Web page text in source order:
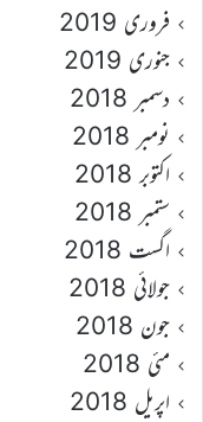
فروری 2019
جنوری 2019
دسمبر 2018
نومبر 2018
اکتوبر 2018
ستمبر 2018
اگست 2018
جولائی 2018
جون 2018
مئی 2018
اپریل 2018